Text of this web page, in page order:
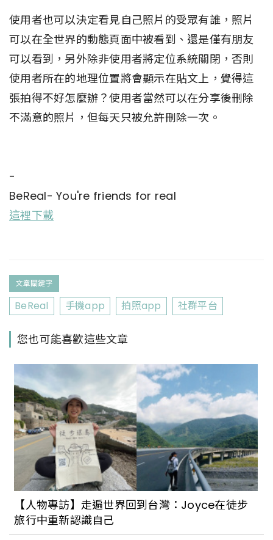
使用者也可以決定看見自己照片的受眾有誰，照片
可以在全世界的動態頁面中被看到、還是僅有朋友
可以看到，另外除非使用者將定位系統關閉，否則
使用者所在的地理位置將會顯示在貼文上，覺得這
張拍得不好怎麼辦？使用者當然可以在分享後刪除
不滿意的照片，但每天只被允許刪除一次。
-
BeReal- You're friends for real
這裡下載
文章關鍵字
BeReal 手機app 拍照app 社群平台
您也可能喜歡這些文章
【人物專訪】走遍世界回到台灣：Joyce在徒步
旅行中重新認識自己